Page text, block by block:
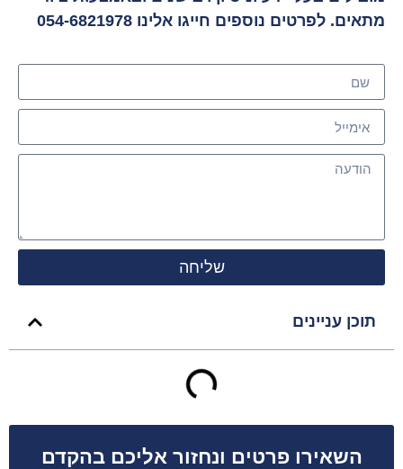
השאירו פרטים ונחזור אליכם בהקדם
מתאים. לפרטים נוספים חייגו אלינו 054-6821978
שליחה
תוכן עניינים